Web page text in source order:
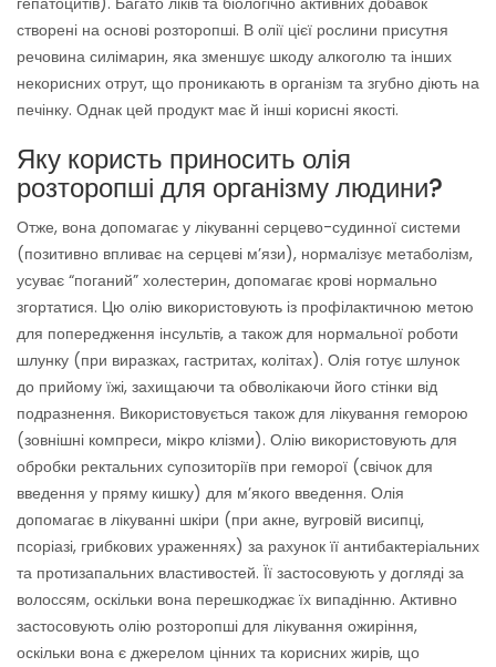
створені на основі розторопші. В олії цієї рослини присутня
речовина силімарин, яка зменшує шкоду алкоголю та інших
некорисних отрут, що проникають в організм та згубно діють на
печінку. Однак цей продукт має й інші корисні якості.
Яку користь приносить олія
розторопші для організму людини?
Отже, вона допомагає у лікуванні серцево-судинної системи
(позитивно впливає на серцеві м’язи), нормалізує метаболізм,
усуває “поганий” холестерин, допомагає крові нормально
згортатися. Цю олію використовують із профілактичною метою
для попередження інсультів, а також для нормальної роботи
шлунку (при виразках, гастритах, колітах). Олія готує шлунок
до прийому їжі, захищаючи та обволікаючи його стінки від
подразнення. Використовується також для лікування геморою
(зовнішні компреси, мікро клізми). Олію використовують для
обробки ректальних супозиторіїв при геморої (свічок для
введення у пряму кишку) для м’якого введення. Олія
допомагає в лікуванні шкіри (при акне, ​​вугровій висипці,
псоріазі, грибкових ураженнях) за рахунок її антибактеріальних
та протизапальних властивостей. Її застосовують у догляді за
волоссям, оскільки вона перешкоджає їх випадінню. Активно
застосовують олію розторопші для лікування ожиріння,
оскільки вона є джерелом цінних та корисних жирів, що